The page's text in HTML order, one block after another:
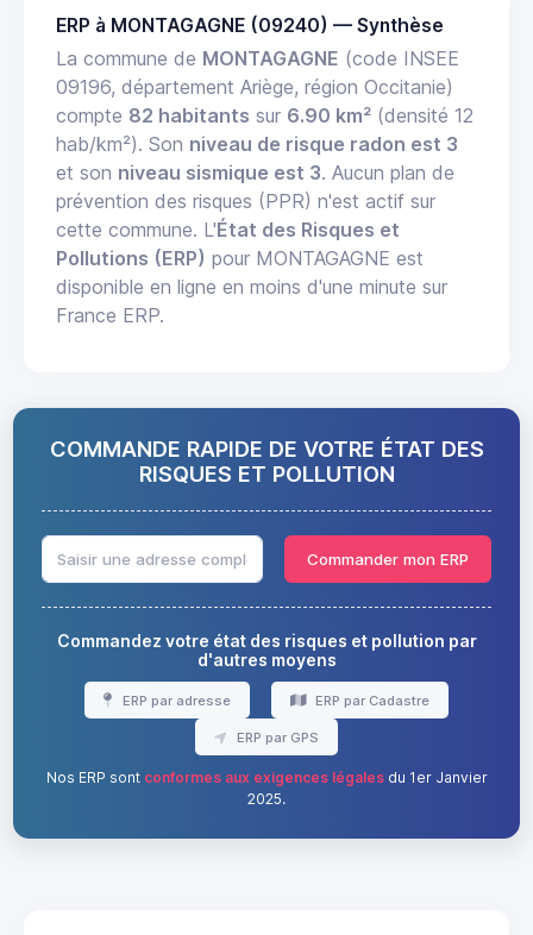
ERP à MONTAGAGNE (09240) — Synthèse
La commune de MONTAGAGNE (code INSEE
09196, département Ariège, région Occitanie)
compte 82 habitants sur 6.90 km² (densité 12
hab/km²). Son niveau de risque radon est 3
et son niveau sismique est 3. Aucun plan de
prévention des risques (PPR) n'est actif sur
cette commune. L'État des Risques et
Pollutions (ERP) pour MONTAGAGNE est
disponible en ligne en moins d'une minute sur
France ERP.
COMMANDE RAPIDE DE VOTRE ÉTAT DES
RISQUES ET POLLUTION
Commander mon ERP
Commandez votre état des risques et pollution par
d'autres moyens
ERP par adresse ERP par Cadastre
ERP par GPS
Nos ERP sont conformes aux exigences légalesdu 1er Janvier
2025.